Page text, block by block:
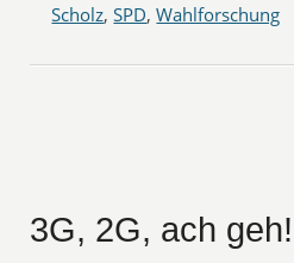
Scholz,SPD,Wahlforschung
3G, 2G, ach geh!